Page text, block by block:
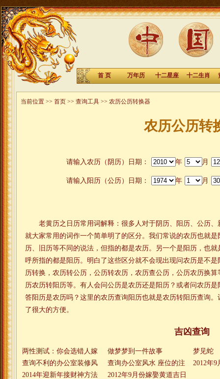
首 页 万年历 十二星座 十二生肖
当前位置 >> 首页 >> 查询工具 >> 农历公历转换器
农历公历转
请输入农历（阴历）日期： 年 月
请输入阳历（公历）日期： 年 月
老黄历之日历常用词解释：很多人对于阴历、阳历、公历
就大家常用的词作一个简单明了的区分。我们常说的农历也就
历、旧历等不同的说法，但指的都是农历。另一个是阳历，也
呼所指的都是阳历。明白了这些区分就不会现出现问农历是不
历转换，农历转公历，公历转农历，农历查公历，公历农历换
历农历转阳历等。有人会问公历是农历还是阳历？或者问农历
答阳历是农历吗？这里的农历查询阳历也就是农历转阳历查询
了很大的方便。
吉凶查询
两性测试：你会选错人嫁
错郎吗(图)
做梦梦到一件故事
梦见蛇
查询不利的办公室装修风
水
查询办公室风水 座位的注
意事项
2012年9
2014年迎新年接财神方法
2012年9月份嫁娶黄道吉日